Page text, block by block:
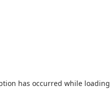
has occurred while loading